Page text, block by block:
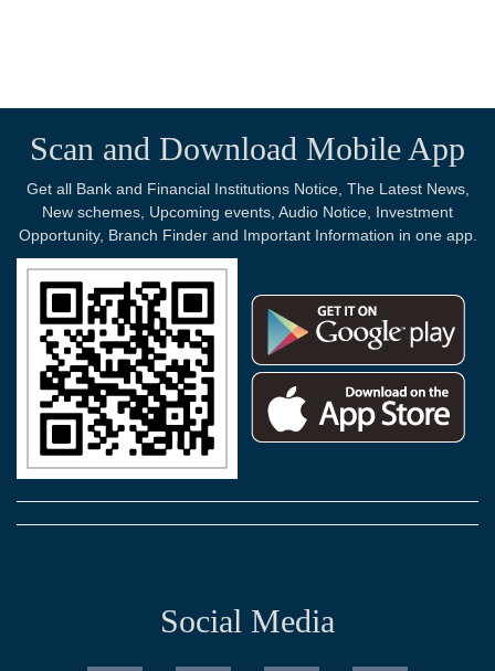
Scan and Download Mobile App
Get all Bank and Financial Institutions Notice, The Latest News,
New schemes, Upcoming events, Audio Notice, Investment
Opportunity, Branch Finder and Important Information in one app.
Social Media